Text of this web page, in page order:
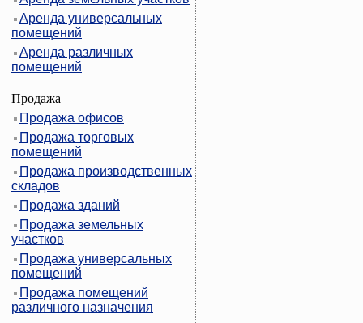
Аренда универсальных
помещений
Аренда различных
помещений
Продажа
Продажа офисов
Продажа торговых
помещений
Продажа производственных
складов
Продажа зданий
Продажа земельных
участков
Продажа универсальных
помещений
Продажа помещений
различного назначения